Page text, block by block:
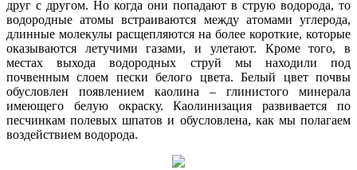
друг с другом. Но когда они попадают в струю водорода, то
водородные атомы встраиваются между атомами углерода,
длинные молекулы расщепляются на более короткие, которые
оказываются летучими газами, и улетают. Кроме того, в
местах выхода водородных струй мы находили под
почвенным слоем пески белого цвета. Белый цвет почвы
обусловлен появлением каолина – глинистого минерала
имеющего белую окраску. Каолинизация развивается по
песчинкам полевых шпатов и обусловлена, как мы полагаем
воздействием водорода.